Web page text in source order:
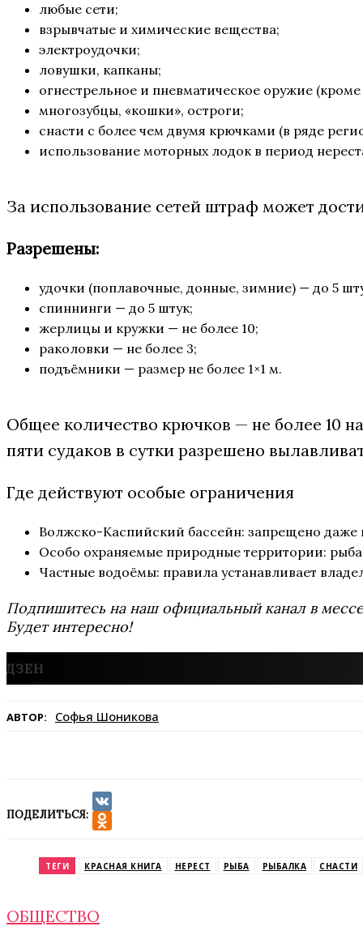
любые сети;
взрывчатые и химические вещества;
электроудочки;
ловушки, капканы;
огнестрельное и пневматическое оружие
многозубцы, «кошки», остроги;
снасти с более чем двумя крючками (в ряде
использование моторных лодок в период
За использование сетей штраф может
Разрешены:
удочки (поплавочные, донные, зимние) — до 5
спиннинги — до 5 штук;
жерлицы и кружки — не более 10;
раколовки — не более 3;
подъёмники — размер не более 1×1 м.
Общее количество крючков — не более 10
пяти судаков в сутки разрешено
Где действуют особые ограничения
Волжско-Каспийский бассейн: запрещено даже
Особо охраняемые природные территории:
Частные водоёмы: правила устанавливает
Подпишитесь на наш официальный канал в
Будет интересно!
АВТОР: Софья Шоникова
ПОДЕЛИТЬСЯ:
VK
ТЕГИ КРАСНАЯ КНИГА НЕРЕСТ РЫБА РЫБАЛКА СНАСТИ
ОБЩЕСТВО